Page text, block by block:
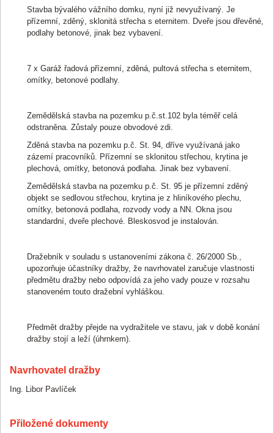
Stavba bývalého vážního domku, nyní již nevyužívaný. Je
přízemní, zděný, sklonitá střecha s eternitem. Dveře jsou dřevěné,
podlahy betonové, jinak bez vybavení.
7 x Garáž řadová přízemní, zděná, pultová střecha s eternitem,
omítky, betonové podlahy.
Zemědělská stavba na pozemku p.č.st.102 byla téměř celá
odstraněna. Zůstaly pouze obvodové zdi.
Zděná stavba na pozemku p.č. St. 94, dříve využívaná jako
zázemí pracovníků. Přízemní se sklonitou střechou, krytina je
plechová, omítky, betonová podlaha. Jinak bez vybavení.
Zemědělská stavba na pozemku p.č. St. 95 je přízemní zděný
objekt se sedlovou střechou, krytina je z hliníkového plechu,
omítky, betonová podlaha, rozvody vody a NN. Okna jsou
standardní, dveře plechové. Bleskosvod je instalován.
Dražebník v souladu s ustanoveními zákona č. 26/2000 Sb.,
upozorňuje účastníky dražby, že navrhovatel zaručuje vlastnosti
předmětu dražby nebo odpovídá za jeho vady pouze v rozsahu
stanoveném touto dražební vyhláškou.
Předmět dražby přejde na vydražitele ve stavu, jak v době konání
dražby stojí a leží (úhrnkem).
Navrhovatel dražby
Ing. Libor Pavlíček
Přiložené dokumenty